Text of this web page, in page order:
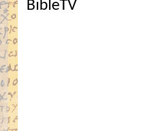
BibleTV